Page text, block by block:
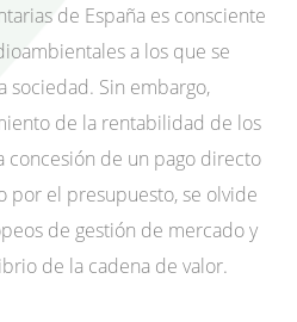
de España es consciente
a los que se
sociedad. Sin embargo,
de la rentabilidad de los
concesión de un pago directo
por el presupuesto, se olvide
de gestión de mercado y
de la cadena de valor.